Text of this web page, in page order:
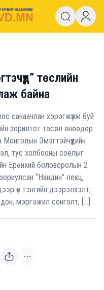
төслийн
байна
санаачлан хэрэгжүүлж буй
зорилтот төсөл өнөөдөр
Эмэгтэйчүүдийн
тус холбооны соёлыг
Ерөнхий боловсролын 2
“Нандин” лекц,
үе тэнгийн дээрэлхэлт,
мэргэжил сонголт, […]